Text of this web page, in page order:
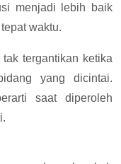
menjadi lebih baik
waktu.
tergantikan ketika
yang dicintai.
saat diperoleh